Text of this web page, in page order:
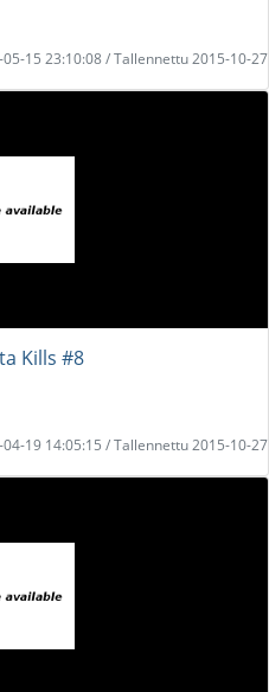
05-15 23:10:08 / Tallennettu 2015-10-27
Kills #8
04-19 14:05:15 / Tallennettu 2015-10-27